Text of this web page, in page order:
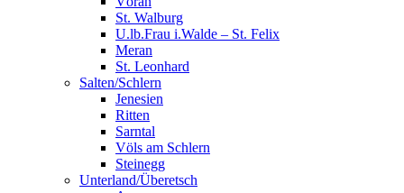
St. Walburg
U.lb.Frau i.Walde – St. Felix
Meran
St. Leonhard
Salten/Schlern
Jenesien
Ritten
Sarntal
Völs am Schlern
Steinegg
Unterland/Überetsch